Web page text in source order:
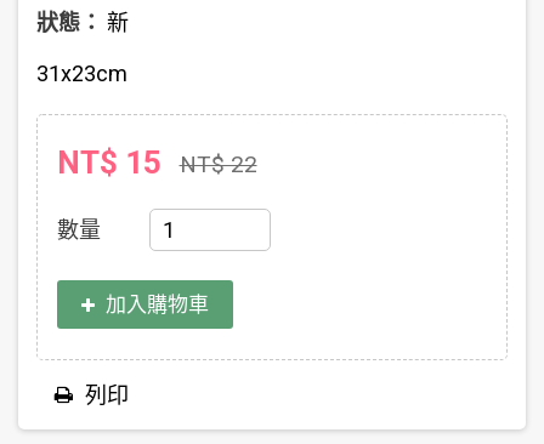
狀態： 新
31x23cm
NT$ 15 NT$ 22
數量
加入購物車
列印